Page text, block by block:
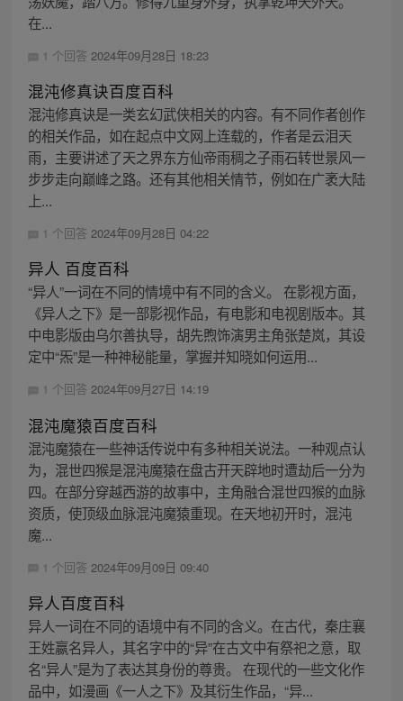
在...
1 个回答 2024年09月28日 18:23
混沌修真诀百度百科
混沌修真诀是一类玄幻武侠相关的内容。有不同作者创作
的相关作品，如在起点中文网上连载的，作者是云泪天
雨，主要讲述了天之界东方仙帝雨稠之子雨石转世景风一
步步走向巅峰之路。还有其他相关情节，例如在广袤大陆
上...
1 个回答 2024年09月28日 04:22
异人 百度百科
“异人”一词在不同的情境中有不同的含义。 在影视方面，
《异人之下》是一部影视作品，有电影和电视剧版本。其
中电影版由乌尔善执导，胡先煦饰演男主角张楚岚，其设
定中“炁”是一种神秘能量，掌握并知晓如何运用...
1 个回答 2024年09月27日 14:19
混沌魔猿百度百科
混沌魔猿在一些神话传说中有多种相关说法。一种观点认
为，混世四猴是混沌魔猿在盘古开天辟地时遭劫后一分为
四。在部分穿越西游的故事中，主角融合混世四猴的血脉
资质，使顶级血脉混沌魔猿重现。在天地初开时，混沌
魔...
1 个回答 2024年09月09日 09:40
异人百度百科
异人一词在不同的语境中有不同的含义。在古代，秦庄襄
王姓嬴名异人，其名字中的“异”在古文中有祭祀之意，取
名“异人”是为了表达其身份的尊贵。 在现代的一些文化作
品中，如漫画《一人之下》及其衍生作品，“异...